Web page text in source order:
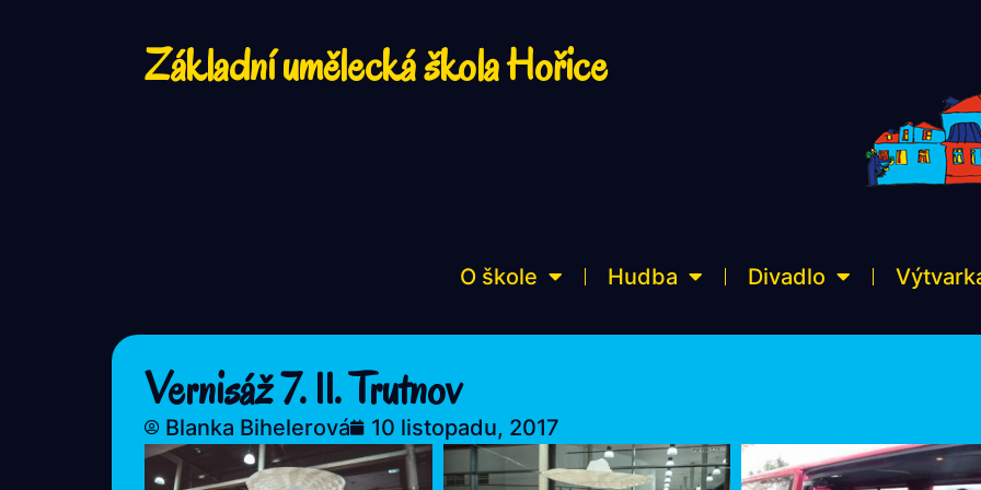
Základní umělecká škola Hořice
O škole Hudba Divadlo
Vernisáž 7. 11. Trutnov
Blanka Bihelerová 10 listopadu, 2017